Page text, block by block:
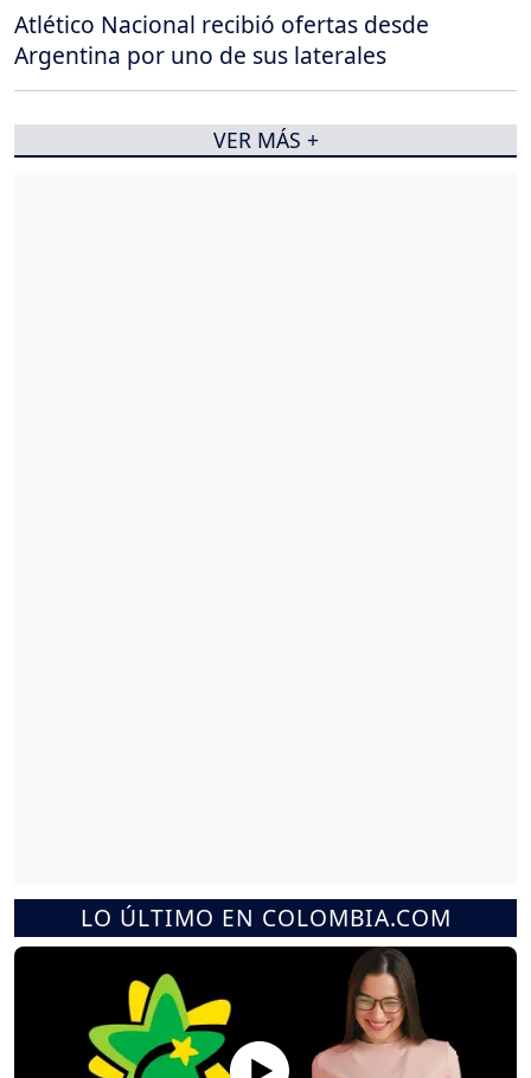
LO ÚLTIMO EN COLOMBIA.COM
Atlético Nacional recibió ofertas desde
Argentina por uno de sus laterales
VER MÁS +